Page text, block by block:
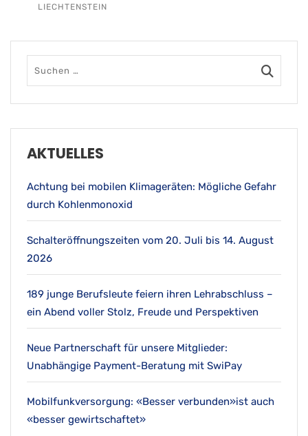
LIECHTENSTEIN
AKTUELLES
Achtung bei mobilen Klimageräten: Mögliche Gefahr
durch Kohlenmonoxid
Schalteröffnungszeiten vom 20. Juli bis 14. August
2026
189 junge Berufsleute feiern ihren Lehrabschluss –
ein Abend voller Stolz, Freude und Perspektiven
Neue Partnerschaft für unsere Mitglieder:
Unabhängige Payment-Beratung mit SwiPay
Mobilfunkversorgung: «Besser verbunden»ist auch
«besser gewirtschaftet»